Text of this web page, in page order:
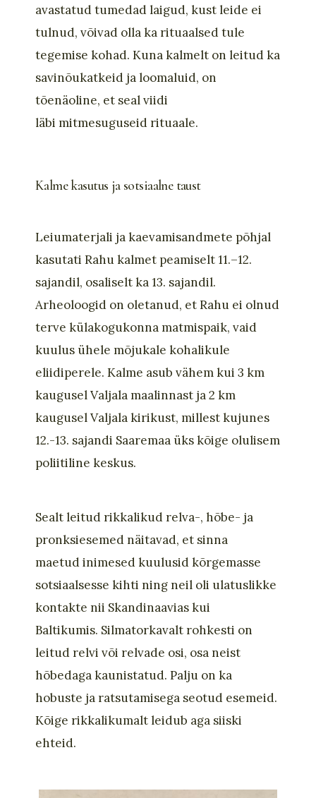
avastatud tumedad laigud, kust leide ei
tulnud, võivad ollaka rituaalsedtule
tegemise kohad. Kuna kalmelt on leitud ka
savinõukatkeid ja loomaluid, on
tõenäoline, et seal viidi
läbi mitmesuguseid rituaale.
Kalme kasutus ja sotsiaalne taust
Leiumaterjali ja kaevamisandmete põhjal
kasutati Rahu kalmet peamiselt 11.–12.
sajandil, osaliselt ka 13. sajandil.
Arheoloogid on oletanud, et Rahu ei olnud
terve külakogukonna matmispaik, vaid
kuulus ühele mõjukale kohalikule
eliidiperele. Kalme asub vähem kui 3 km
kaugusel Valjala maalinnast ja 2 km
kaugusel Valjala kirikust, millest kujunes
12.-13. sajandi Saaremaa üks kõige olulisem
poliitiline keskus.
Sealtleitudrikkalikud relva-, hõbe- ja
pronksiesemed näitavad, et sinna
maetudinimesedkuulusid kõrgemasse
sotsiaalsesse kihti ningneil oli ulatuslikke
kontakte nii Skandinaaviaskui
Baltikumis. Silmatorkavalt rohkesti on
leitud relvi või relvade osi, osa neist
hõbedaga kaunistatud. Palju on ka
hobuste ja ratsutamisega seotud esemeid.
Kõige rikkalikumalt leidub aga siiski
ehteid.